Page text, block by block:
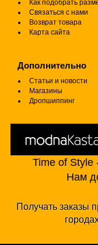
Как подобрать
Связаться с нами
Возврат товара
Карта сайта
Дополнительно
Статьи и новости
Магазины
Дропшиппинг
Time of Style
Нам
Получать заказы